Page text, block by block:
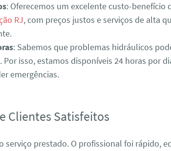
: Oferecemos um excelente custo-benefício
RJ, com preços justos e serviços de alta
: Sabemos que problemas hidráulicos
isso, estamos disponíveis 24 horas por
emergências.
Clientes Satisfeitos
serviço prestado. O profissional foi rápido,